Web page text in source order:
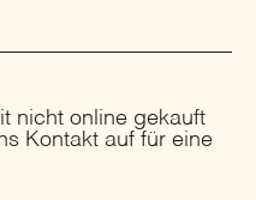
nicht online gekauft
Kontakt auf für eine